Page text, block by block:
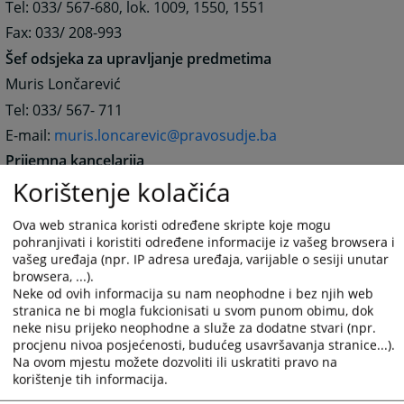
Tel: 033/ 567-680, lok. 1009, 1550, 1551
Fax: 033/ 208-993
Šef odsjeka za upravljanje predmetima
Muris Lončarević
Tel: 033/ 567- 711
E-mail: muris.loncarevic@pravosudje.ba
Prijemna kancelarija
Tel: 033/ 567-680, lok. 1003
Apostille ovjere
Kontakt osoba Adnan Pandžo
Tel: 033/ 567-755
Računovodstvo
Šef Amina Vrabac
E-mail:amina.vrabac@pravosudje.ba
Tel. 033/ 567-680, lok. 1462
Tel. 033/567-713
Korištenje kolačića
Ova web stranica koristi određene skripte koje mogu
pohranjivati i koristiti određene informacije iz vašeg browsera i
vašeg uređaja (npr. IP adresa uređaja, varijable o sesiji unutar
browsera, ...).
Neke od ovih informacija su nam neophodne i bez njih web
stranica ne bi mogla fukcionisati u svom punom obimu, dok
neke nisu prijeko neophodne a služe za dodatne stvari (npr.
procjenu nivoa posjećenosti, budućeg usavršavanja stranice...).
Na ovom mjestu možete dozvoliti ili uskratiti pravo na
korištenje tih informacija.